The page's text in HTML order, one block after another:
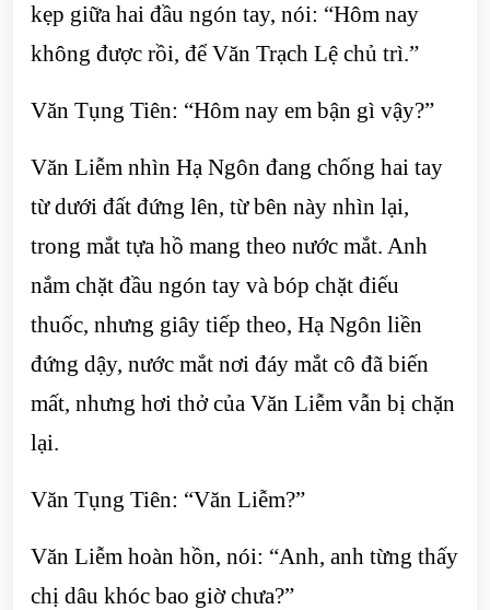
kẹp giữa hai đầu ngón tay, nói: “Hôm nay
không được rồi, để Văn Trạch Lệ chủ trì.”
Văn Tụng Tiên: “Hôm nay em bận gì vậy?”
Văn Liễm nhìn Hạ Ngôn đang chống hai tay
từ dưới đất đứng lên, từ bên này nhìn lại,
trong mắt tựa hồ mang theo nước mắt. Anh
nắm chặt đầu ngón tay và bóp chặt điếu
thuốc, nhưng giây tiếp theo, Hạ Ngôn liền
đứng dậy, nước mắt nơi đáy mắt cô đã biến
mất, nhưng hơi thở của Văn Liễm vẫn bị chặn
lại.
Văn Tụng Tiên: “Văn Liễm?”
Văn Liễm hoàn hồn, nói: “Anh, anh từng thấy
chị dâu khóc bao giờ chưa?”